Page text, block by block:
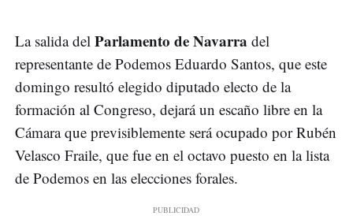
La salida del Parlamento de Navarra del
representante de Podemos Eduardo Santos, que este
domingo resultó elegido diputado electo de la
formación al Congreso, dejará un escaño libre en la
Cámara que previsiblemente será ocupado por Rubén
Velasco Fraile, que fue en el octavo puesto en la lista
de Podemos en las elecciones forales.